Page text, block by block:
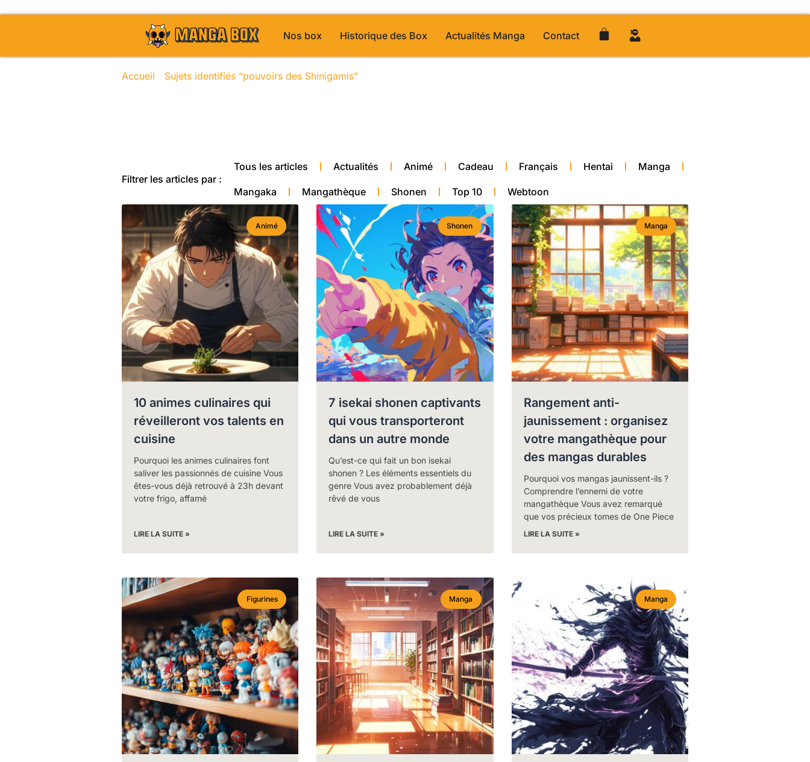
Nos box Historique des Box Actualités Manga Contact
Accueil Sujets identifiés “pouvoirs des Shinigamis”/ Page 11
Filtrer les articles par :
Tous les articles Actualités Animé Cadeau Français Hentai Manga
Mangaka Mangathèque Shonen Top 10 Webtoon
Animé
10 animes culinaires qui
réveilleront vos talents en
cuisine
Pourquoi les animes culinaires font
saliver les passionnés de cuisine Vous
êtes-vous déjà retrouvé à 23h devant
votre frigo, affamé
LIRE LA SUITE »
Shonen
7 isekai shonen captivants
qui vous transporteront
dans un autre monde
Qu’est-ce qui fait un bon isekai
shonen ? Les éléments essentiels du
genre Vous avez probablement déjà
rêvé de vous
LIRE LA SUITE »
Manga
Rangement anti-
jaunissement : organisez
votre mangathèque pour
des mangas durables
Pourquoi vos mangas jaunissent-ils ?
Comprendre l’ennemi de votre
mangathèque Vous avez remarqué
que vos précieux tomes de One Piece
LIRE LA SUITE »
Figurines Manga Manga